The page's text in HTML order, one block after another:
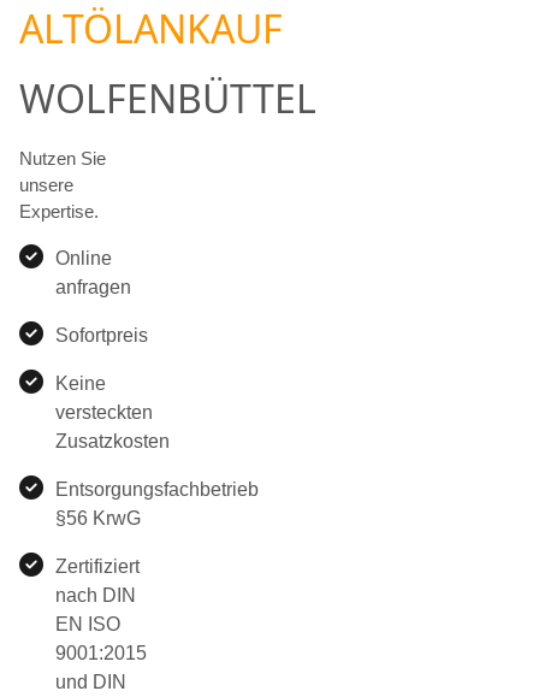
ALTÖLANKAUF
WOLFENBÜTTEL
Nutzen Sie
unsere
Expertise.
Online
anfragen
Sofortpreis
Keine
versteckten
Zusatzkosten
Entsorgungsfachbetrieb
§56 KrwG
Zertifiziert
nach DIN
EN ISO
9001:2015
und DIN